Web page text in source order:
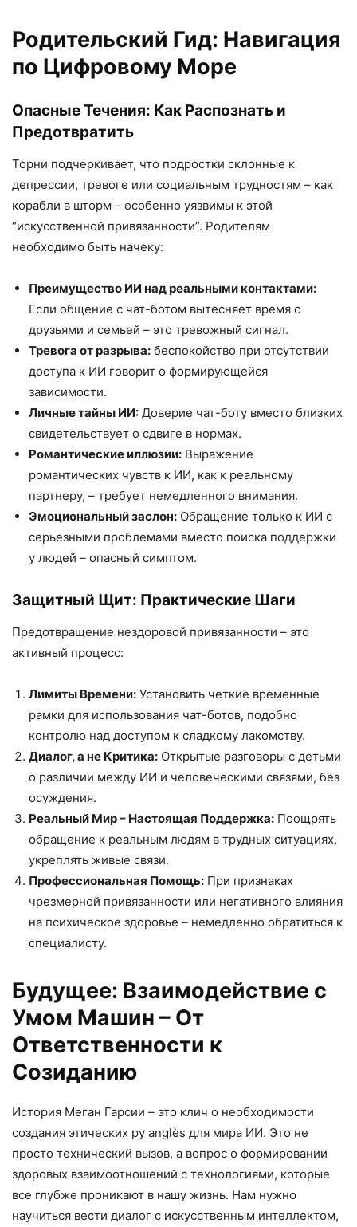
Родительский Гид: Навигация
по Цифровому Море
Опасные Течения: Как Распознать и
Предотвратить
Торни подчеркивает, что подростки склонные к
депрессии, тревоге или социальным трудностям – как
корабли в шторм – особенно уязвимы к этой
“искусственной привязанности”. Родителям
необходимо быть начеку:
Преимущество ИИ над реальными контактами:
Если общение с чат-ботом вытесняет время с
друзьями и семьей – это тревожный сигнал.
Тревога от разрыва: беспокойство при отсутствии
доступа к ИИ говорит о формирующейся
зависимости.
Личные тайны ИИ: Доверие чат-боту вместо близких
свидетельствует о сдвиге в нормах.
Романтические иллюзии: Выражение
романтических чувств к ИИ, как к реальному
партнеру, – требует немедленного внимания.
Эмоциональный заслон: Обращение только к ИИ с
серьезными проблемами вместо поиска поддержки
у людей – опасный симптом.
Защитный Щит: Практические Шаги
Предотвращение нездоровой привязанности – это
активный процесс:
Лимиты Времени: Установить четкие временные
рамки для использования чат-ботов, подобно
контролю над доступом к сладкому лакомству.
Диалог, а не Критика: Открытые разговоры с детьми
о различии между ИИ и человеческими связями, без
осуждения.
Реальный Мир – Настоящая Поддержка: Поощрять
обращение к реальным людям в трудных ситуациях,
укреплять живые связи.
Профессиональная Помощь: При признаках
чрезмерной привязанности или негативного влияния
на психическое здоровье – немедленно обратиться к
специалисту.
Будущее: Взаимодействие с
Умом Машин – От
Ответственности к
Созиданию
История Меган Гарсии – это клич о необходимости
создания этических ру anglès для мира ИИ. Это не
просто технический вызов, а вопрос о формировании
здоровых взаимоотношений с технологиями, которые
все глубже проникают в нашу жизнь. Нам нужно
научиться вести диалог с искусственным интеллектом,